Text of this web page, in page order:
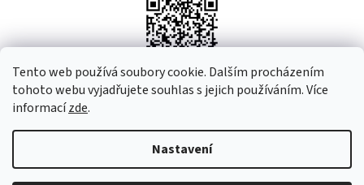
Tento web používá soubory cookie. Dalším procházením
tohoto webu vyjadřujete souhlas s jejich používáním. Více
informacízde.
Nastavení